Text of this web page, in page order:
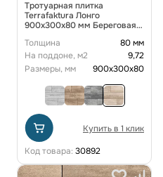
Тротуарная плитка
Terrafaktura Лонго
900x300x80 мм Береговая
Толщина
80 мм
На поддоне, м2
9,72
Размеры, мм
900x300x80
Купить в 1 клик
Код товара: 30892